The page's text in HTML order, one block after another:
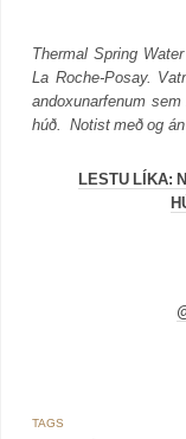
Thermal Spring
La Roche-Posay.
andoxunarfenum
húð. Notist með og án
LESTU LÍKA: